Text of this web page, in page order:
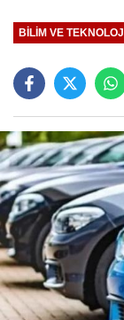
BILIM VE TEKNOLOJI